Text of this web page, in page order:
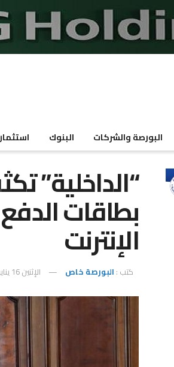
البورصة والشركات البنوك
“الداخلية”
بطاقات
الإنترنت
كتب : البورصة خاص الإثنين 16 يناير 2017